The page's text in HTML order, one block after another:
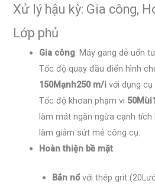
Xử lý hậu kỳ: Gia công,
Lớp phủ
Gia công: Máy gang dễ uốn
Tốc độ quay đầu điển hình
150Mạnh250 m/i với dụng cụ
Tốc độ khoan phạm vi
làm mát ngăn ngừa cạnh tích
làm giảm sứt mẻ công cụ.
Hoàn thiện bề mặt:
Bắn nổvới thép grit